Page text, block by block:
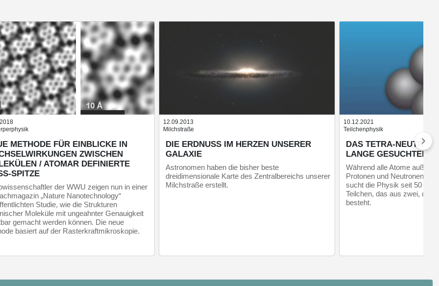
METHODE FÜR EINBLICKE IN
ZWISCHEN
/ ATOMAR DEFINIERTE
SPITZE
der WWU zeigen nun in einer
„Nature Nanotechnology“
Studie, wie die Strukturen
Moleküle mit ungeahnter Genauigkeit
gemacht werden können. Die neue
basiert auf der Rasterkraftmikroskopie.
12.09.2013
Milchstraße
DIE ERDNUSS IM HERZEN UNSERER
GALAXIE
Astronomen haben die bisher beste
dreidimensionale Karte des Zentralbereichs unserer
Milchstraße erstellt.
10.12.2021
Teilchenphysik
DAS TETRA-
LANGE GESUCHTEN
Während alle Atome außer
Protonen und Neutronen
sucht die Physik seit 50
Teilchen, das aus zwei, drei
besteht.